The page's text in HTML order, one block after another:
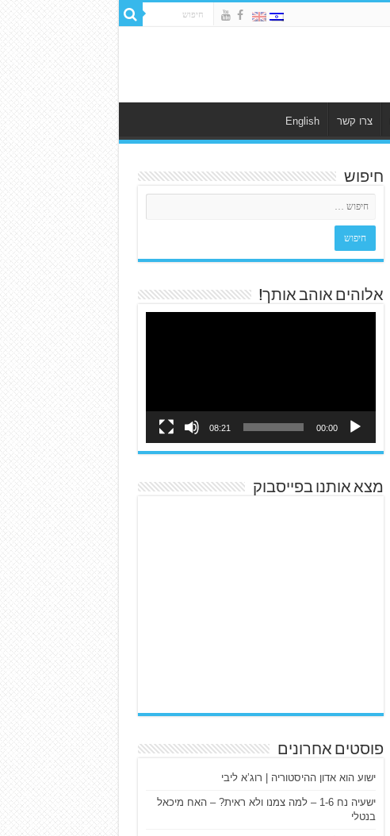
צרו קשר English
חיפוש
אלוהים אוהב אותך!
00:00
08:21
מצא אותנו בפייסבוק
פוסטים אחרונים
ישוע הוא אדון ההיסטוריה | רוג’א ליבי
ישעיה נח 1-6 – למה צמנו ולא ראית? – האח מיכאל
בנטלי